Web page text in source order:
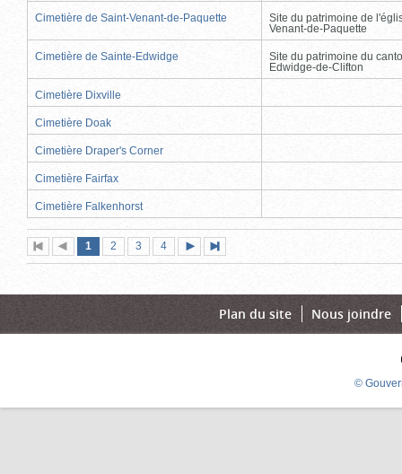
Cimetière de Saint-Venant-de-Paquette
Site du patrimoine de
Venant-de-Paquette
Cimetière de Sainte-Edwidge
Site du patrimoine du
Edwidge-de-Clifton
Cimetière Dixville
Cimetière Doak
Cimetière Draper's Corner
Cimetière Fairfax
Cimetière Falkenhorst
Première
page
Page
précédente
Page
1 (page
actuelle)
Page
2 Page
3 Page
4
suivante
page
Plan du site Nous joindre
©